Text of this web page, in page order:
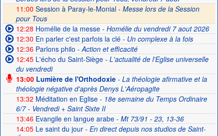
11:00 Session à Paray-le-Monial - Messe lors de la Session
pour Tous
12:28 Homélie de la messe- Homélie du vendredi 7 aout 2026
12:30 En parler c'est parfois la clé- Un complexe à la fois
12:36Parlons philo - Action et efficacité
12:45L'écho du Saint-Siège- L'actualité de l'Eglise universelle
du vendredi
13:00Lumière de l'Orthodoxie- La théologie afirmative et la
théologie négative d'après Denys L'Aéropagite
13:32 Méditation en Eglise- 18e semaine du Temps Ordinaire
6/7 - Vendredi + Saint Sixte II
13:46Evangile en langue arabe- Mt 73/91 - 23, 13-36
14:05Le saint du jour- En direct depuis nos studios de Saint-